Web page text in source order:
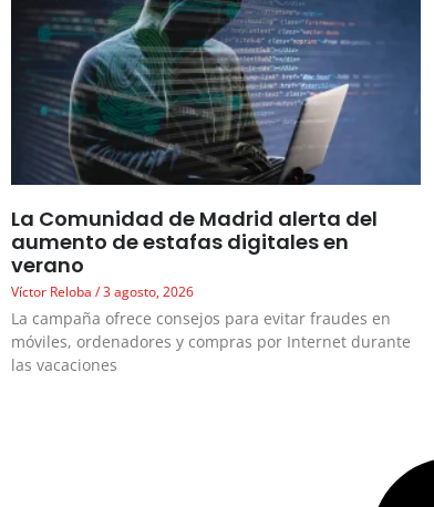
La Comunidad de Madrid alerta del
aumento de estafas digitales en
verano
Víctor Reloba 3 agosto, 2026
La campaña ofrece consejos para evitar fraudes en
móviles, ordenadores y compras por Internet durante
las vacaciones